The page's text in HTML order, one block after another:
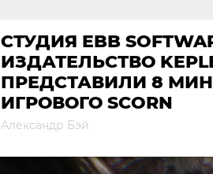
СТУДИЯ EBB
ИЗДАТЕЛЬСТВО
ПРЕДСТАВИЛИ 8
ИГРОВОГО SCORN
Александр Бэй